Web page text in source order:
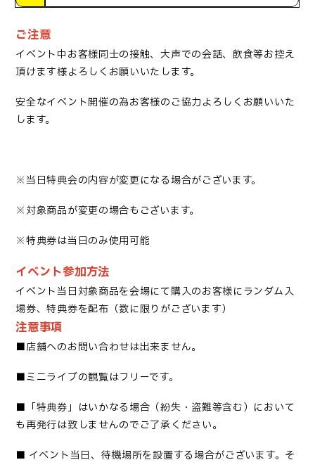
ご注意
イベント中お客様同士の接触、大声での会話、飲食等お控え
頂けます様よろしくお願いいたします。
安全なイベント開催の為お客様のご協力よろしくお願いいた
します。
※当日特典会の内容が変更になる場合がございます。
※対象商品が変更の場合もございます。
※特典券は当日のみ使用可能
イベント参加方法
イベント当日対象商品を会場にて購入のお客様にランダム入
場券、特典券を配布（数に限りがございます）
注意事項
■店舗へのお問い合わせは出来ません。
■ミニライブの観覧はフリーです。
■「特典券」はいかなる場合（紛失・盗難等含む）において
も再発行は致しませんのでご了承ください。
■ イベント当日、待機場所を設置する場合がございます。そ